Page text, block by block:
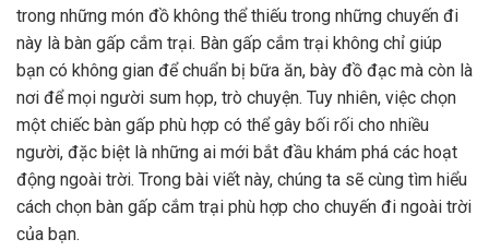
trong những món đồ không thể thiếu trong những chuyến đi
này là bàn gấp cắm trại. Bàn gấp cắm trại không chỉ giúp
bạn có không gian để chuẩn bị bữa ăn, bày đồ đạc mà còn là
nơi để mọi người sum họp, trò chuyện. Tuy nhiên, việc chọn
một chiếc bàn gấp phù hợp có thể gây bối rối cho nhiều
người, đặc biệt là những ai mới bắt đầu khám phá các hoạt
động ngoài trời. Trong bài viết này, chúng ta sẽ cùng tìm hiểu
cách chọn bàn gấp cắm trại phù hợp cho chuyến đi ngoài trời
của bạn.